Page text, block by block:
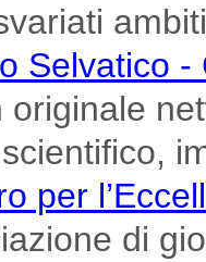
Selvatico
originale
per
di